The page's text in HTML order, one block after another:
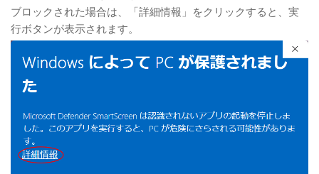
ブロックされた場合は、「詳細情報」をクリックすると、実
行ボタンが表示されます。